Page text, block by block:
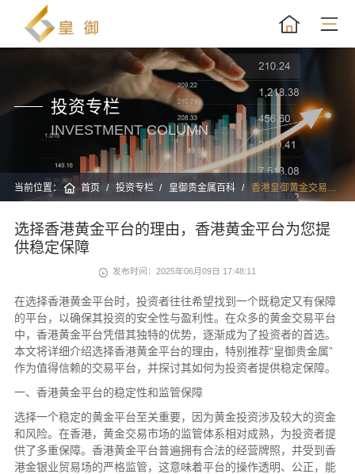
投资专栏
INVESTMENT COLUMN
当前位置： 首页 投资专栏 皇御贵金属百科 香港皇御黄金交易平台
选择香港黄金平台的理由，香港黄金平台为您提
供稳定保障
发布时间：2025年06月09日 17:48:11
在选择香港黄金平台时，投资者往往希望找到一个既稳定又有保障
的平台，以确保其投资的安全性与盈利性。在众多的黄金交易平台
中，香港黄金平台凭借其独特的优势，逐渐成为了投资者的首选。
本文将详细介绍选择香港黄金平台的理由，特别推荐“皇御贵金属”
作为值得信赖的交易平台，并探讨其如何为投资者提供稳定保障。
一、香港黄金平台的稳定性和监管保障
选择一个稳定的黄金平台至关重要，因为黄金投资涉及较大的资金
和风险。在香港，黄金交易市场的监管体系相对成熟，为投资者提
供了多重保障。香港黄金平台普遍拥有合法的经营牌照，并受到香
港金银业贸易场的严格监管，这意味着平台的操作透明、公正，能